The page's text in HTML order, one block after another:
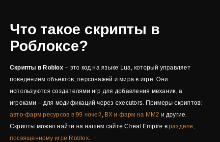
Что такое скрипты в
Роблоксе?
Скрипты в Roblox– это код на языке Lua, который управляет
поведением объектов, персонажей и мира в игре. Они
используются создателями игр для добавления механик, а
игроками – для модификаций через executors. Примеры скриптов:
авто-фарм ресурсов в 99 ночей, ВХ и фарм на ММ2 и другие.
Скрипты можно найти на нашем сайте Cheat Empire вразделе,
посвященному игре Roblox.